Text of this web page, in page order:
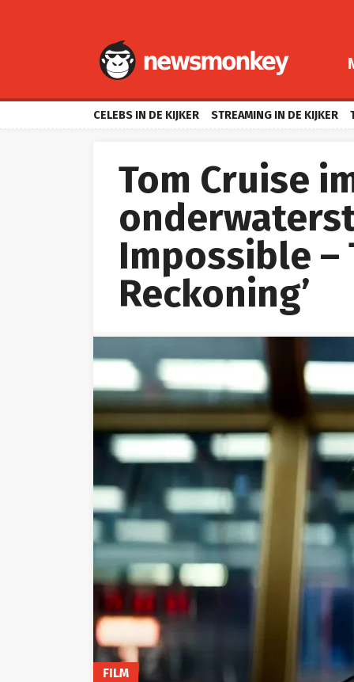
CELEBS IN DE KIJKER STREAMING IN DE KIJKER
Tom Cruise
Impossible –
Reckoning’
FILM